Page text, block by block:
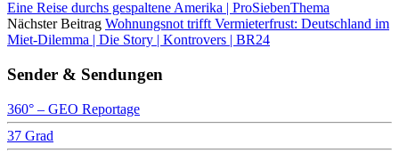
Eine Reise durchs gespaltene Amerika | ProSiebenThema
Nächster Beitrag Wohnungsnot trifft Vermieterfrust: Deutschland im
Miet-Dilemma | Die Story | Kontrovers | BR24
Sender & Sendungen
360° – GEO Reportage
37 Grad